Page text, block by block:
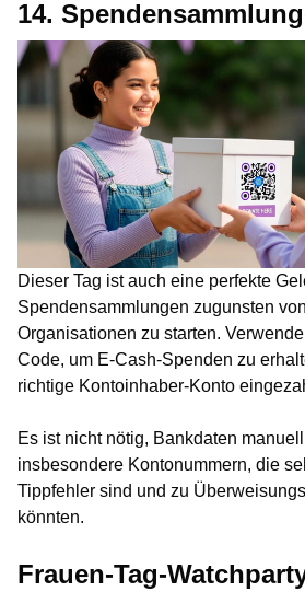
14.
Dieser Tag ist auch eine perfekte
Spendensammlungen zugunsten
Organisationen zu starten.
Code, um E-Cash-Spenden zu
richtige Kontoinhaber-Konto
Es ist nicht nötig, Bankdaten
insbesondere Kontonummern, die
Tippfehler sind und zu
könnten.
Frauen-Tag-